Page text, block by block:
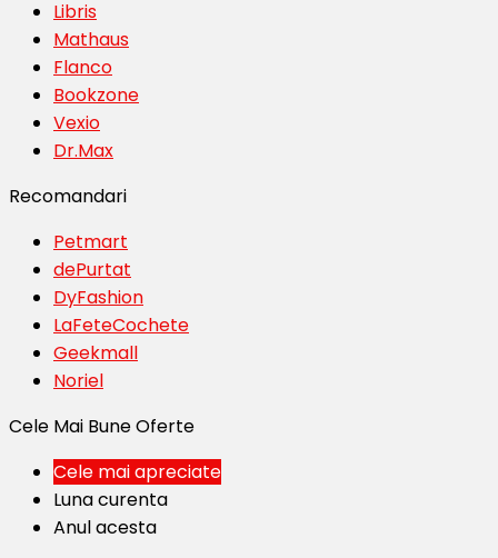
Libris
Mathaus
Flanco
Bookzone
Vexio
Dr.Max
Recomandari
Petmart
dePurtat
DyFashion
LaFeteCochete
Geekmall
Noriel
Cele Mai Bune Oferte
Cele mai apreciate
Luna curenta
Anul acesta